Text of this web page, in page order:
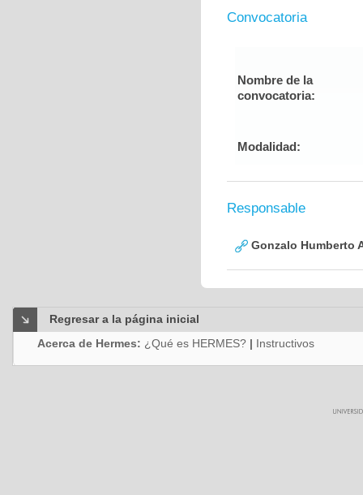
Convocatoria
Nombre de la
convocatoria:
Modalidad:
Responsable
Gonzalo Humberto
Regresar a la página inicial
Acerca de Hermes: ¿Qué es HERMES? | Instructivos